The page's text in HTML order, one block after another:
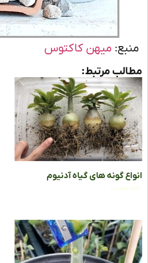
منبع: میهن کاکتوس
مطالب مرتبط:
انواع گونه‌ های گیاه آدنیوم
ادامه مطلب »